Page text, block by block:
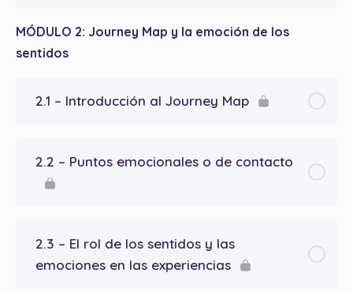
MÓDULO 2: Journey Map y la emoción de los
sentidos
2.1 – Introducción al Journey Map
2.2 – Puntos emocionales o de contacto
2.3 – El rol de los sentidos y las
emociones en las experiencias